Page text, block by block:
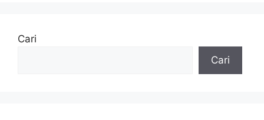
Cari
Cari